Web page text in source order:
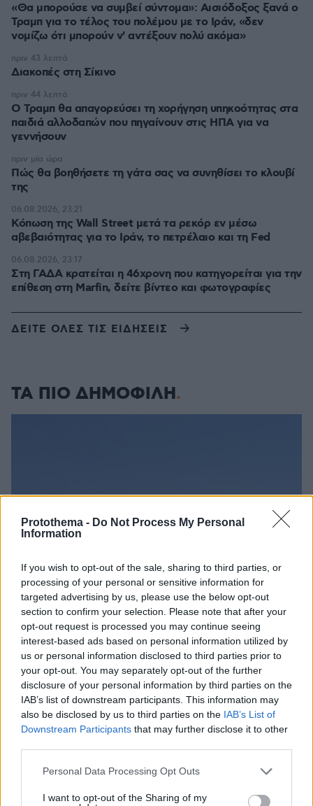
Protothema - Do Not Process My Personal
Information
If you wish to opt-out of the sale, sharing to third parties, or
processing of your personal or sensitive information for
targeted advertising by us, please use the below opt-out
section to confirm your selection. Please note that after your
opt-out request is processed you may continue seeing
interest-based ads based on personal information utilized by
us or personal information disclosed to third parties prior to
your opt-out. You may separately opt-out of the further
disclosure of your personal information by third parties on the
IAB’s list of downstream participants. This information may
also be disclosed by us to third parties on the IAB’s List of
Downstream Participants that may further disclose it to other
Please note that this website/app uses one or more Google
not limited to your visit or usage behaviour. You may click to
Personal Data Processing Opt Outs
I want to opt-out of the Sharing of my
«Θα μπορούσε να συμβεί σύντομα»: Αισιόδοξος ξανά ο
Τραμπ για το τέλος του πολέμου με το Ιράν, «δεν
νομίζω ότι μπορούν ν' αντέξουν πολύ ακόμα»
Διακοπές στη Σίκινο
πριν 43 λεπτά
Ο Τραμπ θα απαγορεύσει τη χορήγηση υπηκοότητας στα
παιδιά αλλοδαπών που πηγαίνουν στις ΗΠΑ για να
γεννήσουν
πριν 44 λεπτά
Πώς θα βοηθήσετε τη γάτα σας να συνηθίσει το κλουβί
της
πριν μία ώρα
Κόπωση της Wall Street μετά τα ρεκόρ εν μέσω
αβεβαιότητας για το Ιράν, το πετρέλαιο και τη Fed
06.08.2026, 23:21
Στη ΓΑΔΑ κρατείται η 46χρονη που κατηγορείται για την
επίθεση στη Marfin, δείτε βίντεο και φωτογραφίες
06.08.2026, 23:17
ΔΕΙΤΕ ΟΛΕΣ ΤΙΣ ΕΙΔΗΣΕΙΣ
ΤΑ ΠΙΟ ΔΗΜΟΦΙΛΗ
Πώς έγινε η τραγωδία με την νεκρή μητέρα στα
Μάλια: Βούτηξε για να βοηθήσει τη φίλη της και
πνίγηκε, τα παιδιά φώναζαν για βοήθεια
06.08.2026, 21:23